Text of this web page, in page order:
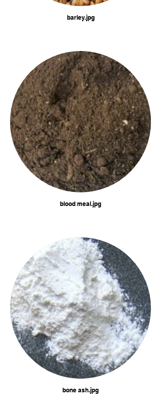
barley.jpg
blood meal.jpg
bone ash.jpg